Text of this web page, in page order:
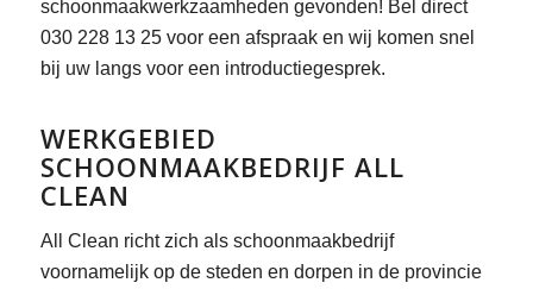
schoonmaakwerkzaamheden gevonden! Bel direct
030 228 13 25 voor een afspraak en wij komen snel
bij uw langs voor een introductiegesprek.
WERKGEBIED
SCHOONMAAKBEDRIJF ALL
CLEAN
All Clean richt zich als schoonmaakbedrijf
voornamelijk op de steden en dorpen in de provincie